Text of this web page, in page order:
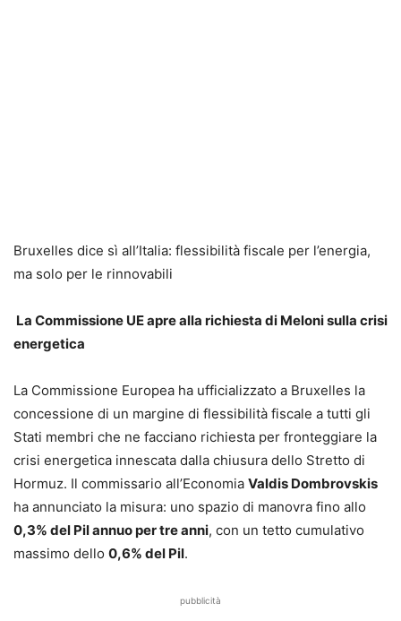
Bruxelles dice sì all’Italia: flessibilità fiscale per l’energia,
ma solo per le rinnovabili
La Commissione UE apre alla richiesta di Meloni sulla crisi
energetica
La Commissione Europea ha ufficializzato a Bruxelles la
concessione di un margine di flessibilità fiscale a tutti gli
Stati membri che ne facciano richiesta per fronteggiare la
crisi energetica innescata dalla chiusura dello Stretto di
Hormuz. Il commissario all’Economia Valdis Dombrovskis
ha annunciato la misura: uno spazio di manovra fino allo
0,3% del Pil annuo per tre anni, con un tetto cumulativo
massimo dello 0,6% del Pil.
pubblicità